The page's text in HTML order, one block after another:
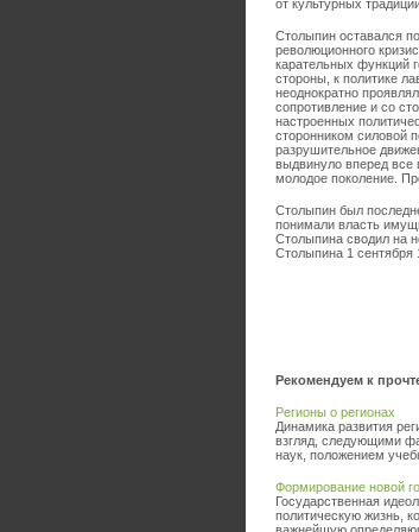
от культурных
Столыпин оставался
революционного
карательных функций
стороны, к политике
неоднократно
сопротивление и со
настроенных
сторонником силовой
разрушительное
выдвинуло вперед все
молодое поколение.
Столыпин был
понимали власть
Столыпина сводил на
Столыпина 1 сентября
Рекомендуем к
Регионы о регионах
Динамика развития
взгляд, следующими
наук, положением
Формирование новой
Государственная
политическую жизнь,